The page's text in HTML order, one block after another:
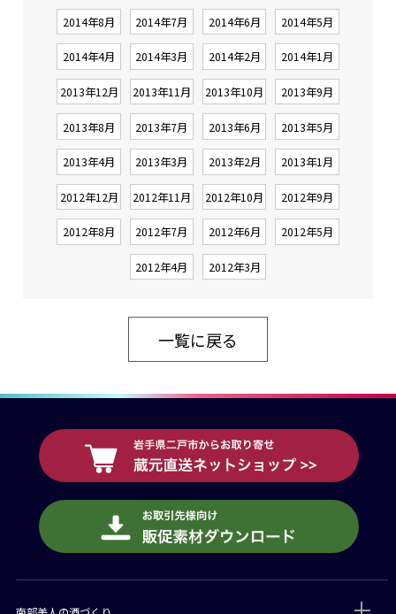
2014年8月 2014年7月 2014年6月 2014年5月
2014年4月 2014年3月 2014年2月 2014年1月
2013年12月 2013年11月 2013年10月 2013年9月
2013年8月 2013年7月 2013年6月 2013年5月
2013年4月 2013年3月 2013年2月 2013年1月
2012年12月 2012年11月 2012年10月 2012年9月
2012年8月 2012年7月 2012年6月 2012年5月
2012年4月 2012年3月
一覧に戻る